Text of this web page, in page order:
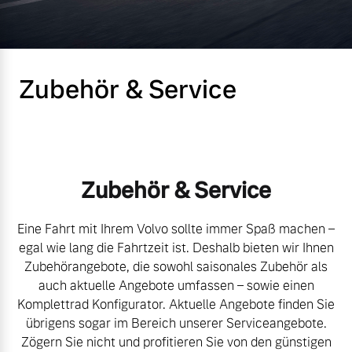
Konnektivität
Angebot anfragen
Volvo kauft Ihr Auto
Zubehörkatalog
Service by Volvo
Sie erhalten bei uns eine
Vielzahl von Original
Kooperationspartner
Zubehör & Service
Zubehör & Service
Eine Fahrt mit Ihrem Volvo sollte immer Spaß machen –
egal wie lang die Fahrtzeit ist. Deshalb bieten wir Ihnen
Zubehörangebote, die sowohl saisonales Zubehör als
auch aktuelle Angebote umfassen – sowie einen
Komplettrad Konfigurator. Aktuelle Angebote finden Sie
übrigens sogar im Bereich unserer Serviceangebote.
Zögern Sie nicht und profitieren Sie von den günstigen